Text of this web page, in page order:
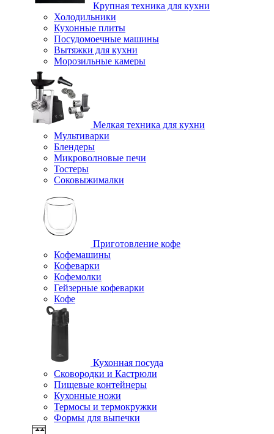
Крупная техника для кухни
Холодильники
Кухонные плиты
Посудомоечные машины
Вытяжки для кухни
Морозильные камеры
Мелкая техника для кухни
Мультиварки
Блендеры
Микроволновые печи
Тостеры
Соковыжималки
Приготовление кофе
Кофемашины
Кофеварки
Кофемолки
Гейзерные кофеварки
Кофе
Кухонная посуда
Сковородки и Кастрюли
Пищевые контейнеры
Кухонные ножи
Термосы и термокружки
Формы для выпечки